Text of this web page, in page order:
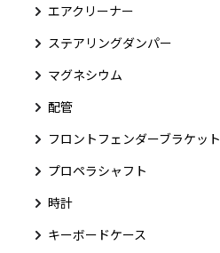
エアクリーナー
ステアリングダンパー
マグネシウム
配管
フロントフェンダーブラケット
プロペラシャフト
時計
キーボードケース